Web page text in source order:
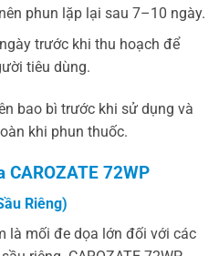
phun lặp lại sau 7–10 ngày.
trước khi thu hoạch để
tiêu dùng.
bao bì trước khi sử dụng và
khi phun thuốc.
CAROZATE 72WP
Riêng)
là mối đe dọa lớn đối với các